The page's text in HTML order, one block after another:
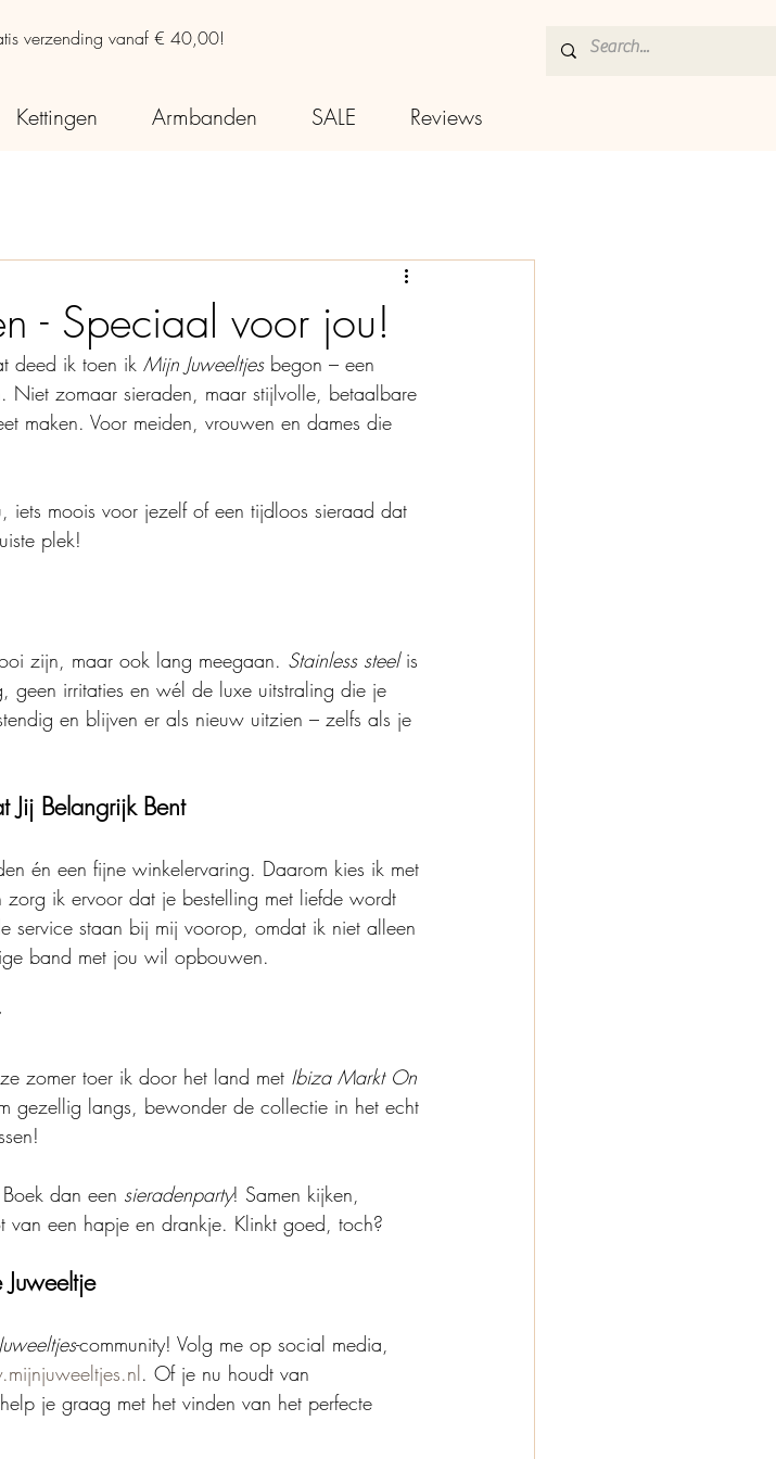
verzending vanaf € 40,00!
Kettingen Armbanden SALE Reviews
- Speciaal voor jou!
deed ik toen ik Mijn Juweeltjes begon – een
Niet zomaar sieraden, maar stijlvolle, betaalbare
maken. Voor meiden, vrouwen en dames die
moois voor jezelf of een tijdloos sieraad dat
plek!
zijn, maar ook lang meegaan. Stainless steel is
geen irritaties en wél de luxe uitstraling die je
en blijven er als nieuw uitzien – zelfs als je
Jij Belangrijk Bent
én een fijne winkelervaring. Daarom kies ik met
ik ervoor dat je bestelling met liefde wordt
service staan bij mij voorop, omdat ik niet alleen
band met jou wil opbouwen.
zomer toer ik door het land met Ibiza Markt On
gezellig langs, bewonder de collectie in het echt
dan een sieradenparty! Samen kijken,
een hapje en drankje. Klinkt goed, toch?
-community! Volg me op social media,
. Of je nu houdt van
je graag met het vinden van het perfecte